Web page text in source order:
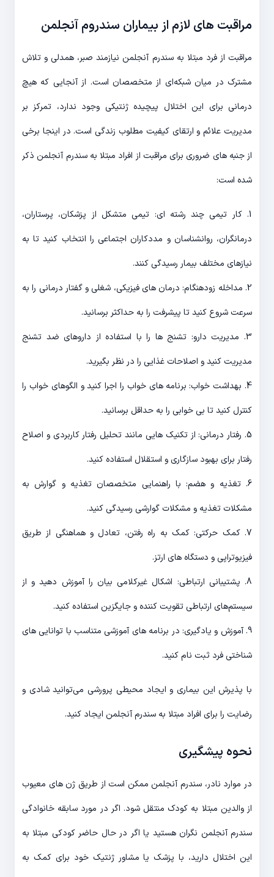
مراقبت های لازم از بیماران سندروم آنجلمن
مراقبت از فرد مبتلا به سندرم آنجلمن نیازمند صبر، همدلی و تلاش
مشترک در میان شبکه‌ای از متخصصان است. از آنجایی که هیچ
درمانی برای این اختلال پیچیده ژنتیکی وجود ندارد، تمرکز بر
مدیریت علائم و ارتقای کیفیت مطلوب زندگی است. در اینجا برخی
از جنبه های ضروری برای مراقبت از افراد مبتلا به سندرم آنجلمن ذکر
شده است:
1. کار تیمی چند رشته ای: تیمی متشکل از پزشکان، پرستاران،
درمانگران، روانشناسان و مددکاران اجتماعی را انتخاب کنید تا به
نیازهای مختلف بیمار رسیدگی کنند.
2. مداخله زودهنگام: درمان های فیزیکی، شغلی و گفتار درمانی را به
سرعت شروع کنید تا پیشرفت را به حداکثر برسانید.
3. مدیریت دارو: تشنج ها را با استفاده از داروهای ضد تشنج
مدیریت کنید و اصلاحات غذایی را در نظر بگیرید.
4. بهداشت خواب: برنامه های خواب را اجرا کنید و الگوهای خواب را
کنترل کنید تا بی خوابی را به حداقل برسانید.
5. رفتار درمانی: از تکنیک هایی مانند تحلیل رفتار کاربردی و اصلاح
رفتار برای بهبود سازگاری و استقلال استفاده کنید.
6. تغذیه و هضم: با راهنمایی متخصصان تغذیه و گوارش به
مشکلات تغذیه و مشکلات گوارشی رسیدگی کنید.
7. کمک حرکتی: کمک به راه رفتن، تعادل و هماهنگی از طریق
فیزیوتراپی و دستگاه های ارتز.
8. پشتیبانی ارتباطی: اشکال غیرکلامی بیان را آموزش دهید و از
سیستم‌های ارتباطی تقویت کننده و جایگزین استفاده کنید.
9. آموزش و یادگیری: در برنامه های آموزشی متناسب با توانایی های
شناختی فرد ثبت نام کنید.
با پذیرش این بیماری و ایجاد محیطی پرورشی می‌توانید شادی و
رضایت را برای افراد مبتلا به سندرم آنجلمن ایجاد کنید.
نحوه پیشگیری
در موارد نادر، سندرم آنجلمن ممکن است از طریق ژن های معیوب
از والدین مبتلا به کودک منتقل شود. اگر در مورد سابقه خانوادگی
سندرم آنجلمن نگران هستید یا اگر در حال حاضر کودکی مبتلا به
این اختلال دارید، با پزشک یا مشاور ژنتیک خود برای کمک به